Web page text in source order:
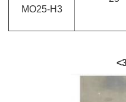
MO25-H3